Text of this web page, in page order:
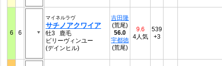
6 6
マイネルラヴ
サチノアクワイア
牡3 鹿毛
ビリーヴィンユー
(デインヒル)
吉田隆
(荒尾)
56.0
宇都徳
(荒尾)
9.6
4人気
539
+3